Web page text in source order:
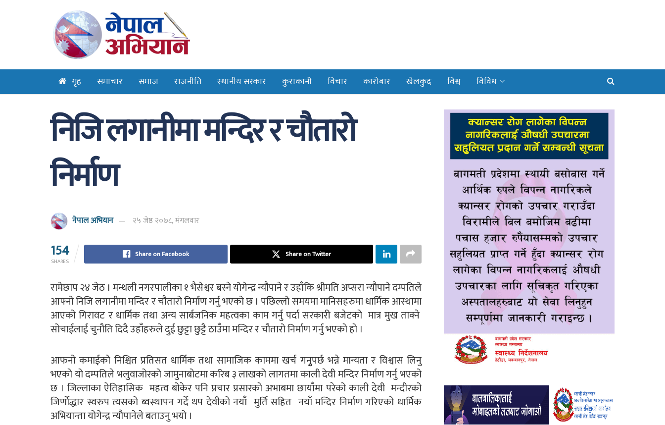
गृह समाचार समाज राजनीति स्थानीय सरकार कुराकानी विचार कारोबार खेलकुद विश्व विविध
निजि लगानीमा मन्दिर र चौतारो
निर्माण
नेपाल अभियान २५ जेष्ठ २०७८, मंगलवार
154
SHARES
Share on Facebook Share on Twitter
रामेछाप २४ जेठ । मन्थली नगरपालीका १ भैसेश्वर बस्ने योगेन्द्र न्यौपाने र उहाँकि श्रीमति अप्सरा न्यौपाने दम्पतिले
आफ्नो निजि लगानीमा मन्दिर र चौतारो निर्माण गर्नु भएको छ । पछिल्लो समयमा मानिसहरुमा धार्मिक आस्थामा
आएको गिरावट र धार्मिक तथा अन्य सार्बजनिक महत्वका काम गर्नु पर्दा सरकारी बजेटको मात्र मुख ताक्ने
सोचाईलाई चुनौति दिदै उहाँहरुले दुई छुट्टा छुट्टै ठाउँमा मन्दिर र चौतारो निर्माण गर्नु भएको हो ।
आफनो कमाईको निश्चित प्रतिसत धार्मिक तथा सामाजिक काममा खर्च गनुृपर्छ भन्ने मान्यता र विश्वास लिनु
भएको यो दम्पतिले भलुवाजोरको जामुनाबोटमा करिब ३ लाखको लागतमा काली देवी मन्दिर निर्माण गर्नु भएको
छ । जिल्लाका ऐतिहासिक महत्व बोकेर पनि प्रचार प्रसारको अभाबमा छायाँमा परेको काली देवी मन्दीरको
जिर्णाेद्धार स्वरुप त्यसको ब्वस्थापन गर्दे थप देवीको नयाँ मुर्ति सहित नयाँ मन्दिर निर्माण गरिएको धार्मिक
अभियान्ता योगेन्द्र न्यौपानेले बताउनु भयो ।